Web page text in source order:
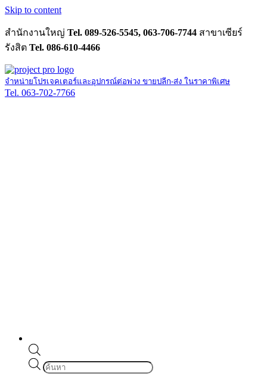
Skip to content
สำนักงานใหญ่ Tel. 089-526-5545, 063-706-7744 สาขาเซียร์
รังสิต Tel. 086-610-4466
จำหน่ายโปรเจคเตอร์และอุปกรณ์ต่อพ่วง ขายปลีก-ส่ง ในราคาพิเศษ
Tel. 063-702-7766
Products
search